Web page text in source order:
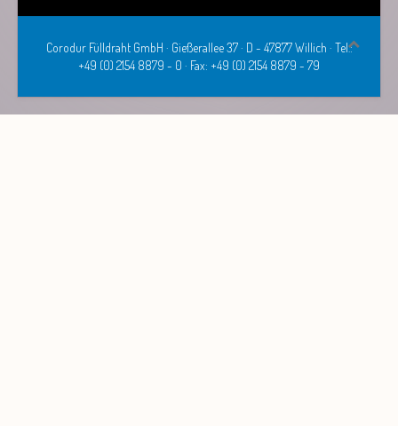
Corodur Fülldraht GmbH · Gießerallee 37 · D - 47877 Willich · Tel.:
+49 (0) 2154 8879 - 0 · Fax: +49 (0) 2154 8879 - 79